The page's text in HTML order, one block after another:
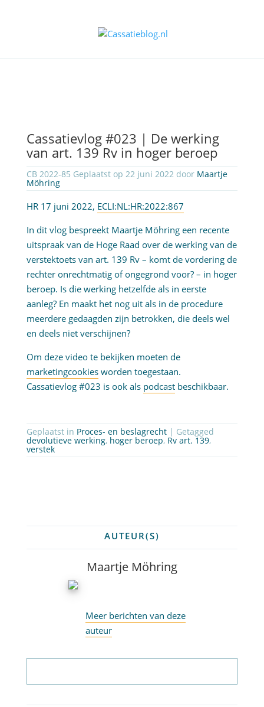
Cassatievlog #023 | De werking
van art. 139 Rv in hoger beroep
CB 2022-85 Geplaatst op 22 juni 2022 door Maartje
Möhring
HR 17 juni 2022, ECLI:NL:HR:2022:867
In dit vlog bespreekt Maartje Möhring een recente
uitspraak van de Hoge Raad over de werking van de
verstektoets van art. 139 Rv – komt de vordering de
rechter onrechtmatig of ongegrond voor? – in hoger
beroep. Is die werking hetzelfde als in eerste
aanleg? En maakt het nog uit als in de procedure
meerdere gedaagden zijn betrokken, die deels wel
en deels niet verschijnen?
Om deze video te bekijken moeten de
marketingcookiesworden toegestaan.
Cassatievlog #023 is ook als podcastbeschikbaar.
Geplaatst in Proces- en beslagrecht| Getagged
devolutieve werking, hoger beroep, Rv art. 139,
verstek
AUTEUR(S)
Maartje Möhring
Meer berichten van deze
auteur